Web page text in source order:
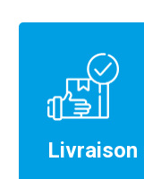
Livraison